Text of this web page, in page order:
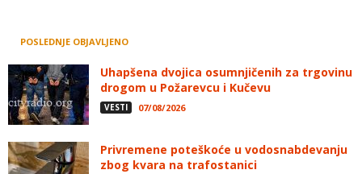
POSLEDNJE OBJAVLJENO
Uhapšena dvojica osumnjičenih za trgovinu
drogom u Požarevcu i Kučevu
VESTI 07/08/2026
Privremene poteškoće u vodosnabdevanju
zbog kvara na trafostanici